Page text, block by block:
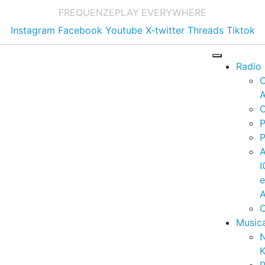
FREQUENZEPLAY EVERYWHERE
Instagram Facebook Youtube X-twitter Threads Tiktok
Radio
e